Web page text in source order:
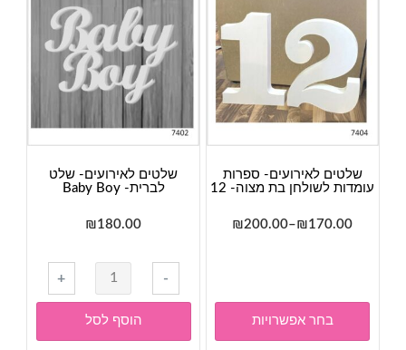
שלטים לאירועים- ספרות
עומדות לשולחן בת מצוה- 12
₪170.00
–
₪200.00
טווח
⁦₪170.00⁩
⁦₪200.00⁩
בחר אפשרויות
שלטים לאירועים- שלט
לברית- Baby Boy
₪180.00
-
כמות
של
שלטים
לאירועים-
+
הוסף לסל